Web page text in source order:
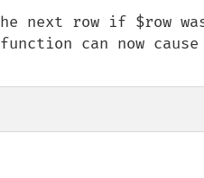
next row if $row
can now cause